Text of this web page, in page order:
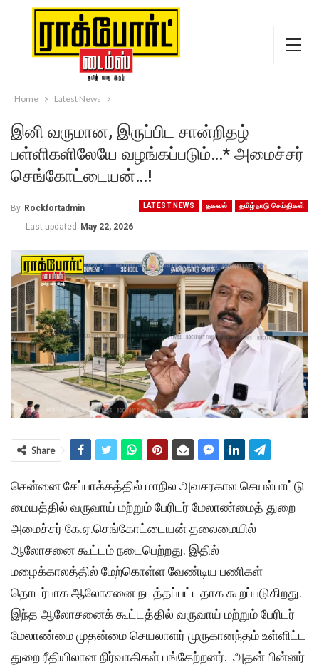
Home Latest News
இனி வருமான, இருப்பிட சான்றிதழ்
பள்ளிகளிலேயே வழங்கப்படும்…* அமைச்சர்
செங்கோட்டையன்…!
LATEST NEWS தகவல் தமிழ்நாடு செய்திகள்
By Rockfortadmin
Last updated May 22, 2026
Share
சென்னை சேப்பாக்கத்தில் மாநில அவசரகால செயல்பாட்டு
மையத்தில் வருவாய் மற்றும் பேரிடர் மேலாண்மைத் துறை
அமைச்சர் கே.ஏ.செங்கோட்டையன் தலைமையில்
ஆலோசனை கூட்டம் நடைபெற்றது. இதில்
மழைக்காலத்தில் மேற்கொள்ள வேண்டிய பணிகள்
தொடர்பாக ஆலோசனை நடத்தப்பட்டதாக கூறப்படுகிறது.
இந்த ஆலோசனைக் கூட்டத்தில் வருவாய் மற்றும் பேரிடர்
மேலாண்மை முதன்மை செயலாளர் முருகானந்தம் உள்ளிட்ட
துறை ரீதியிலான நிர்வாகிகள் பங்கேற்றனர். அதன் பின்னர்